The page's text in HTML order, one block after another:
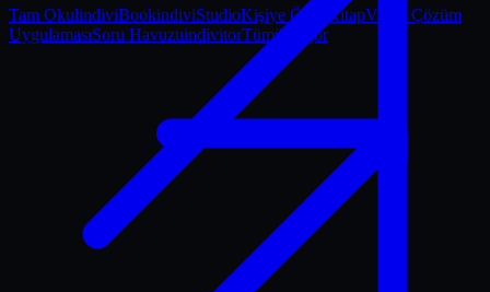
Tam OkulindiviBookindiviStudioKişiye Özel KitapVideo Çözüm
UygulamasıSoru HavuzuindivitorTümünü gör